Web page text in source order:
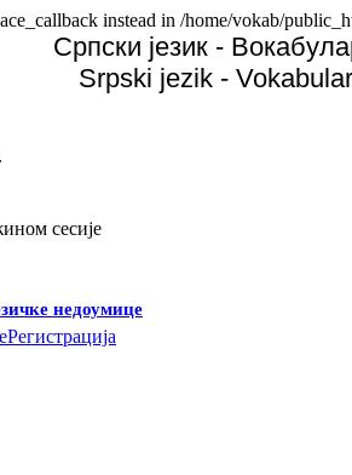
instead in /home/vokab/
Српски језик -
Srpski jezik -
.
сесије
недоумице
Регистрација